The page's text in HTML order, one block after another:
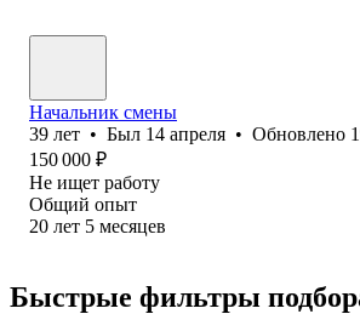
Начальник смены
39 лет • Был 14 апреля • Обновлено
150 000 ₽
Не ищет работу
Общий опыт
20 лет 5 месяцев
Быстрые фильтры